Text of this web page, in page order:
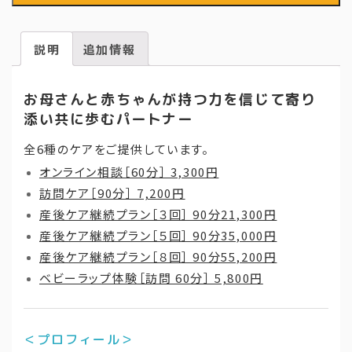
［90
説明 追加情報
お母さんと赤ちゃんが持つ力を信じて寄り
添い共に歩むパートナー
全6種のケアをご提供しています。
オンライン相談［60分］ 3,300円
訪問ケア［90分］ 7,200円
産後ケア継続プラン［３回］ 90分21,300円
産後ケア継続プラン［５回］ 90分35,000円
産後ケア継続プラン［８回］ 90分55,200円
ベビーラップ体験［訪問 60分］ 5,800円
＜プロフィール＞